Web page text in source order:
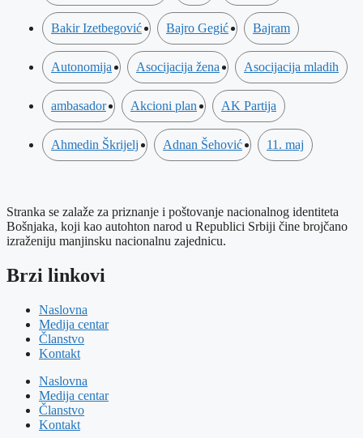
Bakir Izetbegović Bajro Gegić Bajram
Autonomija Asocijacija žena Asocijacija mladih
ambasador Akcioni plan AK Partija
Ahmedin Škrijelj Adnan Šehović 11. maj
Stranka se zalaže za priznanje i poštovanje nacionalnog identiteta
Bošnjaka, koji kao autohton narod u Republici Srbiji čine brojčano
izraženiju manjinsku nacionalnu zajednicu.
Brzi linkovi
Naslovna
Medija centar
Članstvo
Kontakt
Naslovna
Medija centar
Članstvo
Kontakt